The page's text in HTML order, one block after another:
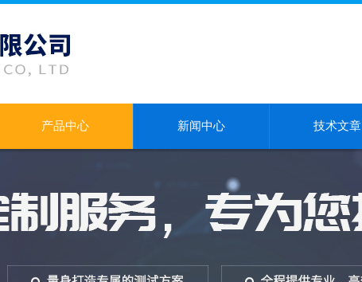
产品中心 新闻中心 技术文章